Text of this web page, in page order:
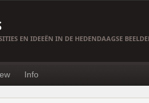
EN IDEEËN IN DE HEDENDAAGSE
Info